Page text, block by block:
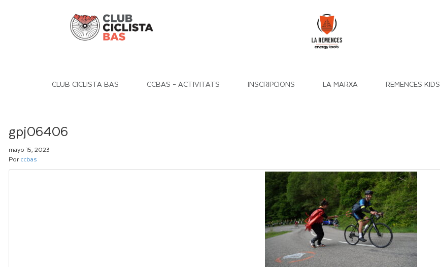
CLUB CICLISTA BAS CCBAS – ACTIVITATS INSCRIPCIONS LA MARXA REMENCES KIDS
gpj06406
mayo 15, 2023
Por ccbas